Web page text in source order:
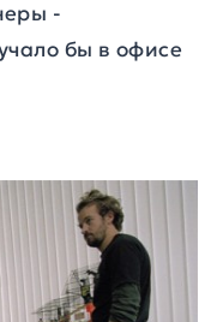
-
бы в офисе